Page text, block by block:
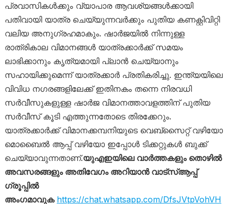
പ്രവാസികൾക്കും വ്യാപാര ആവശ്യങ്ങൾക്കായി
പതിവായി യാത്ര ചെയ്യുന്നവർക്കും പുതിയ കണക്റ്റിവിറ്റി
വലിയ അനുഗ്രഹമാകും. ഷാർജയിൽ നിന്നുള്ള
രാത്രികാല വിമാനങ്ങൾ യാത്രക്കാർക്ക് സമയം
ലാഭിക്കാനും കൃത്യമായി പ്ലാൻ ചെയ്യാനും
സഹായിക്കുമെന്ന് യാത്രക്കാർ പ്രതികരിച്ചു. ഇന്ത്യയിലെ
വിവിധ നഗരങ്ങളിലേക്ക് ഇതിനകം തന്നെ നിരവധി
സർവീസുകളുള്ള ഷാർജ വിമാനത്താവളത്തിന് പുതിയ
സർവീസ് കൂടി എത്തുന്നതോടെ തിരക്കേറും.
യാത്രക്കാർക്ക് വിമാനക്കമ്പനിയുടെ വെബ്‌സൈറ്റ് വഴിയോ
മൊബൈൽ ആപ്പ് വഴിയോ ഇപ്പോൾ ടിക്കറ്റുകൾ ബുക്ക്
ചെയ്യാവുന്നതാണ്.യുഎഇയിലെ വാർത്തകളും തൊഴിൽ
അവസരങ്ങളും അതിവേഗം അറിയാൻ വാട്സ്ആപ്പ്
ഗ്രൂപ്പിൽ
അംഗമാവുക https://chat.whatsapp.com/DfsJVtpVohVH